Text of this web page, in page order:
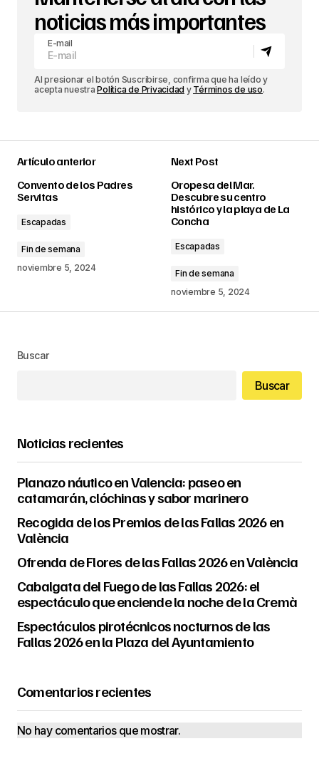
noticias más importantes
E-mail
Al presionar el botón Suscribirse, confirma que ha leído y
acepta nuestraPolítica de Privacidad y Términos de uso.
Artículo anterior
Convento de los Padres
Servitas
Escapadas
Fin de semana
noviembre 5, 2024
Next Post
Oropesa del Mar.
Descubre su centro
histórico y la playa de La
Concha
Escapadas
Fin de semana
noviembre 5, 2024
Buscar
Buscar
Noticias recientes
Planazo náutico en Valencia: paseo en
catamarán, clóchinas y sabor marinero
Recogida de los Premios de las Fallas 2026 en
València
Ofrenda de Flores de las Fallas 2026 en València
Cabalgata del Fuego de las Fallas 2026: el
espectáculo que enciende la noche de la Cremà
Espectáculos pirotécnicos nocturnos de las
Fallas 2026 en la Plaza del Ayuntamiento
Comentarios recientes
No hay comentarios que mostrar.